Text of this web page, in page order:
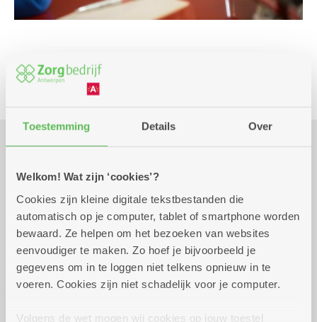
Toestemming Details Over
Welkom! Wat zijn ‘cookies’?
Cookies zijn kleine digitale tekstbestanden die
automatisch op je computer, tablet of smartphone worden
bewaard. Ze helpen om het bezoeken van websites
eenvoudiger te maken. Zo hoef je bijvoorbeeld je
gegevens om in te loggen niet telkens opnieuw in te
voeren. Cookies zijn niet schadelijk voor je computer.
Volgens de wet mogen wij cookies op jouw toestel
Spel
Praktisch
Wekelijks op vrijdag tot 1
januari 2027
13.30 uur tot
17.00 uur
Iedereen welkom! Ook niet-leden